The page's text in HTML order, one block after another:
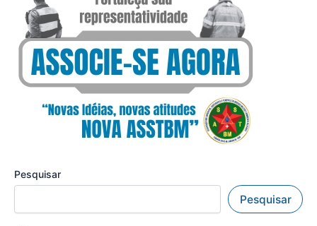
Pesquisar
Pesquisar